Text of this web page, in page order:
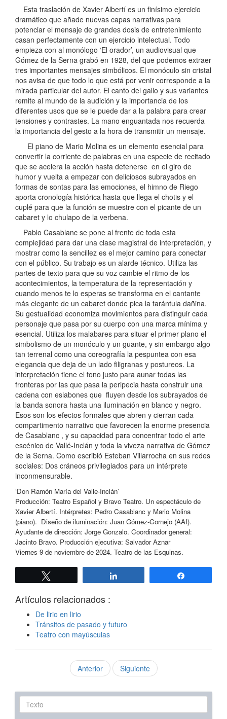
Esta traslación de Xavier Albertí es un finísimo ejercicio
dramático que añade nuevas capas narrativas para
potenciar el mensaje de grandes dosis de entretenimiento
casan perfectamente con un ejercicio intelectual. Todo
empieza con al monólogo ‘El orador’, un audiovisual que
Gómez de la Serna grabó en 1928, del que podemos extraer
tres importantes mensajes simbólicos. El monóculo sin cristal
nos avisa de que todo lo que está por venir corresponde a la
mirada particular del autor. El canto del gallo y sus variantes
remite al mundo de la audición y la importancia de los
diferentes usos que se le puede dar a la palabra para crear
tensiones y contrastes. La mano enguantada nos recuerda
la importancia del gesto a la hora de transmitir un mensaje.
El piano de Mario Molina es un elemento esencial para
convertir la corriente de palabras en una especie de recitado
que se acelera la acción hasta detenerse en el giro de
humor y vuelta a empezar con deliciosos subrayados en
formas de sontas para las emociones, el himno de Riego
aporta cronología histórica hasta que llega el chotis y el
cuplé para que la función se muestre con el picante de un
cabaret y lo chulapo de la verbena.
Pablo Casablanc se pone al frente de toda esta
complejidad para dar una clase magistral de interpretación, y
mostrar como la sencillez es el mejor camino para conectar
con el público. Su trabajo es un alarde técnico. Utiliza las
partes de texto para que su voz cambie el ritmo de los
acontecimientos, la temperatura de la representación y
cuando menos te lo esperas se transforma en el cantante
más elegante de un cabaret donde pica la tarántula dañina.
Su gestualidad economiza movimientos para distinguir cada
personaje que pasa por su cuerpo con una marca mínima y
esencial. Utiliza los malabares para situar el primer plano el
simbolismo de un monóculo y un guante, y sin embargo algo
tan terrenal como una coreografía la pespuntea con esa
elegancia que deja de un lado filigranas y postureos. La
interpretación tiene el tono justo para aunar todas las
fronteras por las que pasa la peripecia hasta construir una
cadena con eslabones que fluyen desde los subrayados de
la banda sonora hasta una iluminación en blanco y negro.
Esos son los efectos formales que abren y cierran cada
compartimento narrativo que favorecen la enorme presencia
de Casablanc , y su capacidad para concentrar todo el arte
escénico de Vallé-Inclán y toda la viveza narrativa de Gómez
de la Serna. Como escribió Esteban Villarrocha en sus redes
sociales: Dos cráneos privilegiados para un intérprete
inconmensurable.
‘Don Ramón María del Valle-Inclán’
Producción: Teatro Español y Bravo Teatro. Un espectáculo de
Xavier Albertí. Intérpretes: Pedro Casablanc y Mario Molina
(piano). Diseño de iluminación: Juan Gómez-Cornejo (AAI).
Ayudante de dirección: Jorge Gonzalo. Coordinador general:
Jacinto Bravo. Producción ejecutiva: Salvador Aznar
Viernes 9 de noviembre de 2024. Teatro de las Esquinas.
Artículos relacionados :
De lirio en lirio
Tránsitos de pasado y futuro
Teatro con mayúsculas
Anterior Siguiente
Texto